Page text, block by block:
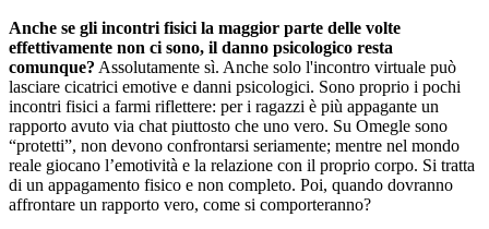
Anche se gli incontri fisici la maggior parte delle volte
effettivamente non ci sono, il danno psicologico resta
comunque? Assolutamente sì. Anche solo l'incontro virtuale può
lasciare cicatrici emotive e danni psicologici. Sono proprio i pochi
incontri fisici a farmi riflettere: per i ragazzi è più appagante un
rapporto avuto via chat piuttosto che uno vero. Su Omegle sono
“protetti”, non devono confrontarsi seriamente; mentre nel mondo
reale giocano l’emotività e la relazione con il proprio corpo. Si tratta
di un appagamento fisico e non completo. Poi, quando dovranno
affrontare un rapporto vero, come si comporteranno?